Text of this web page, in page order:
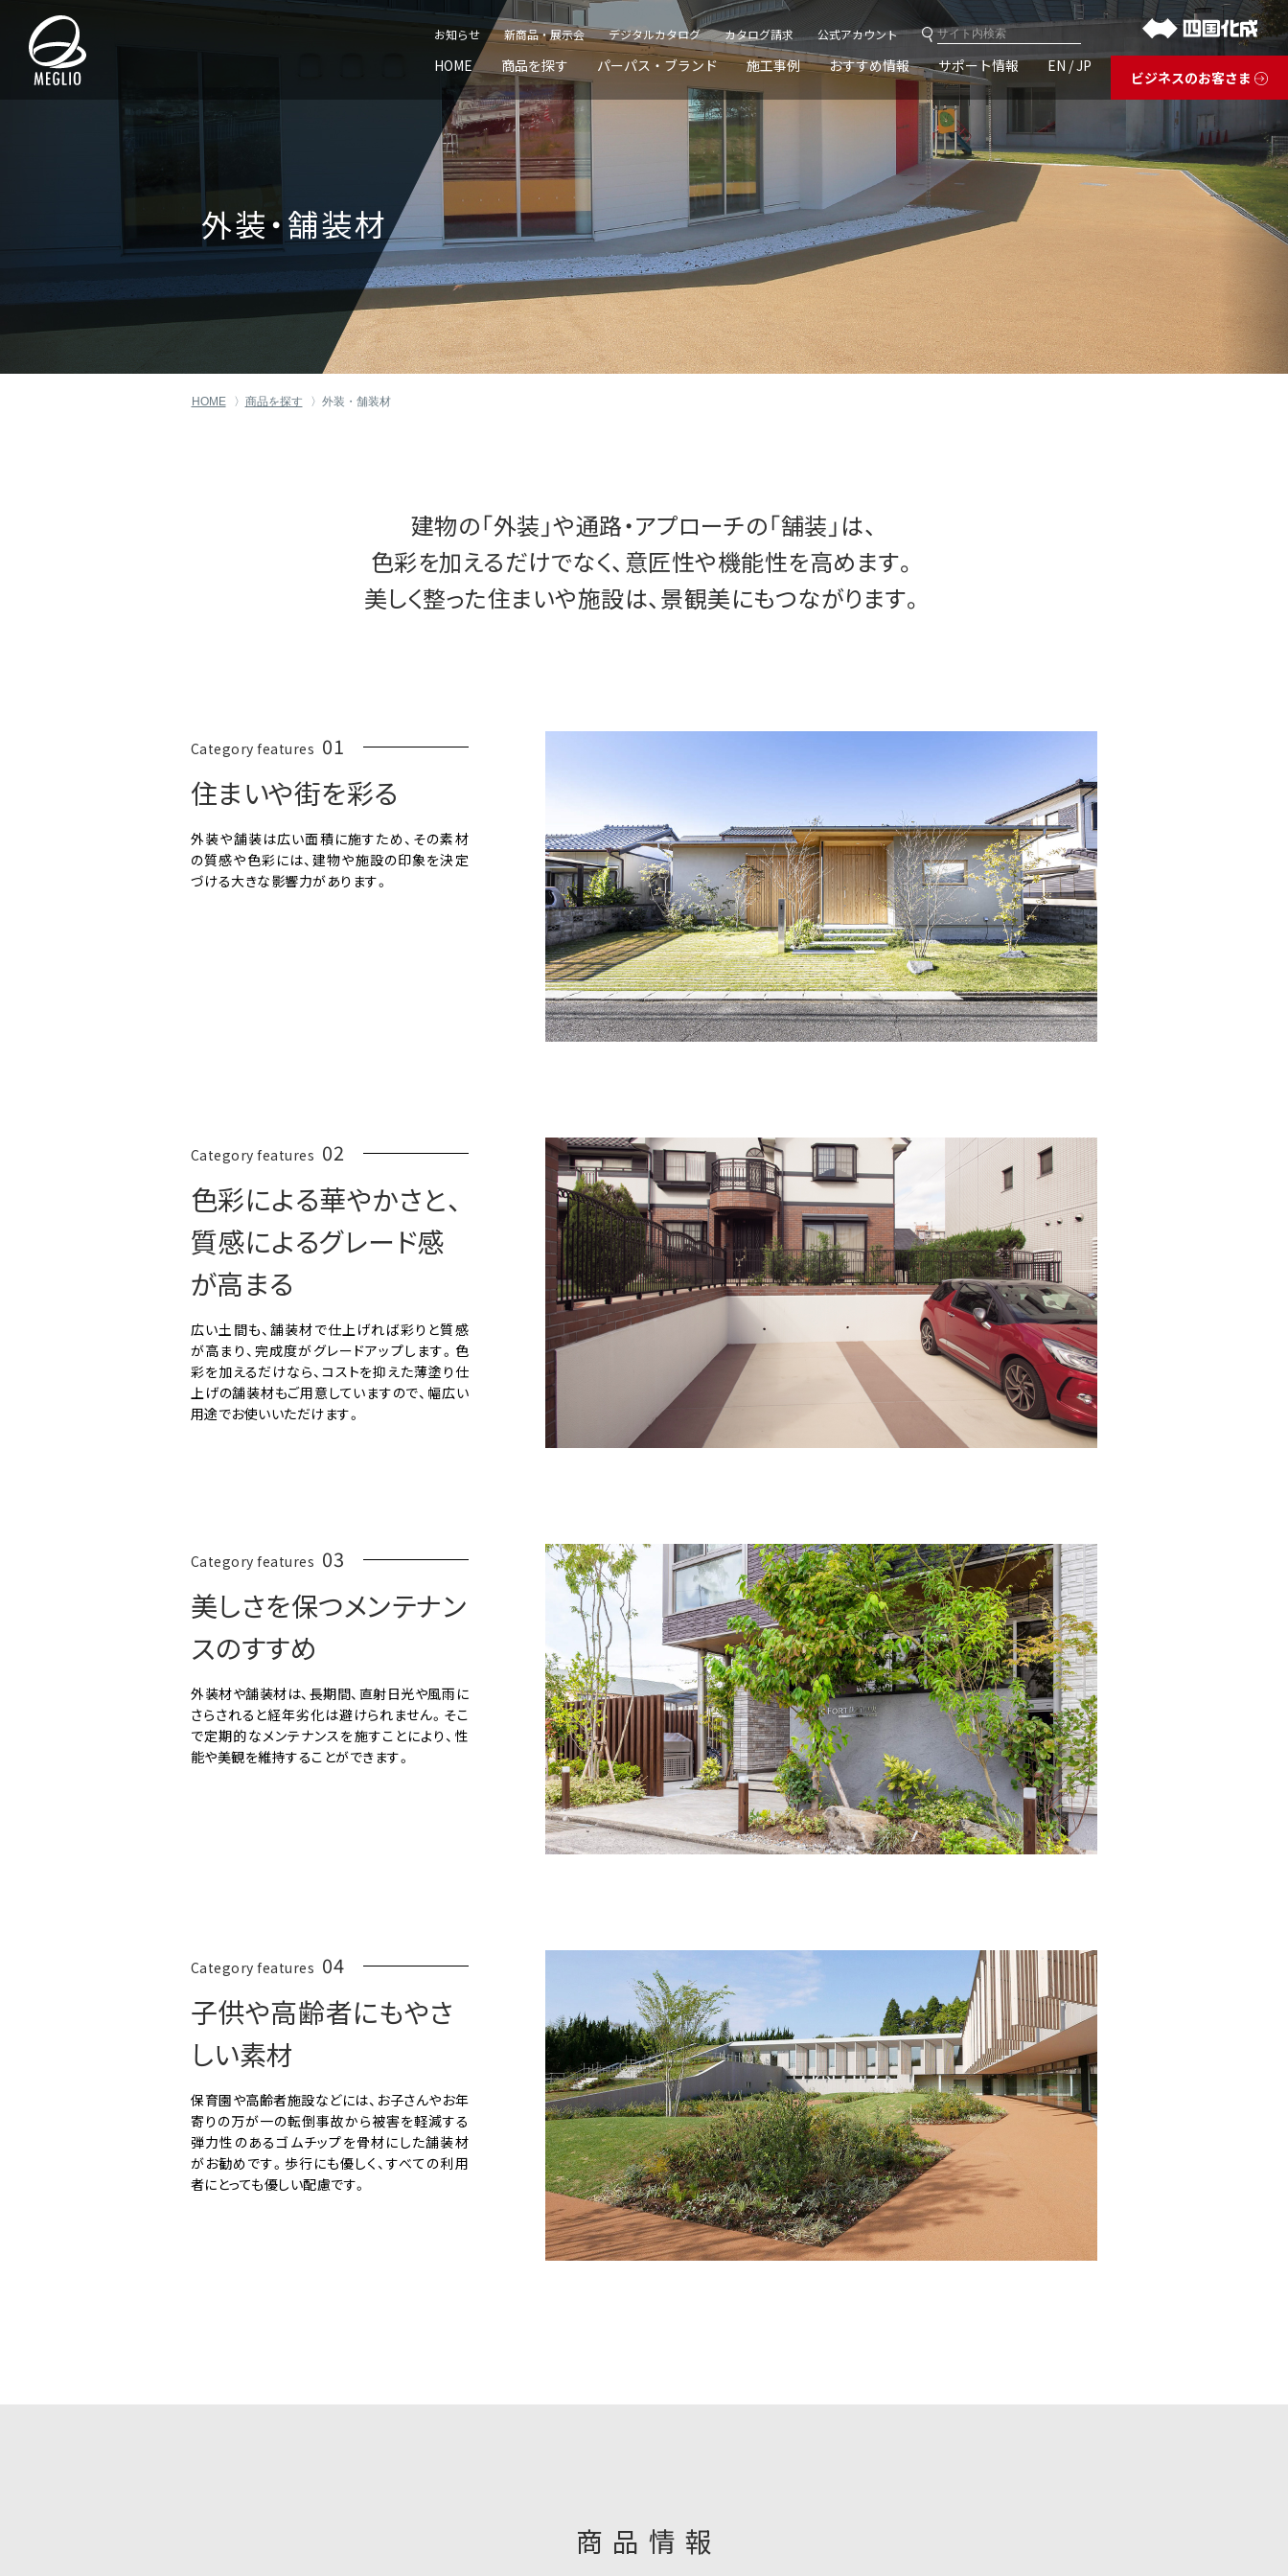
お知らせ 新商品・展示会 デジタルカタログ カタログ請求 公式アカウント
HOME 商品を探す
商品を探すINDEX 門・塀まわり 車庫まわり
庭まわり
公共空間
内装材 外装・舗装材
パーパス・ブランド
パーパス・ブランド「MEGLIO」 エクステリア インテリア
施工事例
施工作品集 施工事例マップ
おすすめ情報
おすすめ情報INDEX ピックアップ エクステリア 内装材・外装材・舗装材
サポート情報
サポート情報INDEX メンテナンス サポート
お問い合わせ
Web 見積りツール
デジタルカタログを見る
EN / JP
ビジネスのお客さま
外装・舗装材
HOME 商品を探す 外装・舗装材
建物の「外装」や通路・アプローチの「舗装」は、
色彩を加えるだけでなく、 意匠性や機能性を高めます。
美しく整った住まいや施設は、景観美にもつながります。
Category features 01
住まいや街を彩る
外装や舗装は広い面積に施すため、その素材
の質感や色彩には、建物や施設の印象を決定
づける大きな影響力があります。
Category features 02
色彩による華やかさと、
質感によるグレード感
が高まる
広い土間も、舗装材で仕上げれば彩りと質感
が高まり、完成度がグレードアップします。色
彩を加えるだけなら、コストを抑えた薄塗り仕
上げの舗装材もご用意していますので、幅広い
用途でお使いいただけます。
Category features 03
美しさを保つメンテナン
スのすすめ
外装材や舗装材は、長期間、直射日光や風雨に
さらされると経年劣化は避けられません。そこ
で定期的なメンテナンスを施すことにより、性
能や美観を維持することができます。
Category features 04
子供や高齢者にもやさ
しい素材
保育園や高齢者施設などには、お子さんやお年
寄りの万が一の転倒事故から被害を軽減する
弾力性のあるゴムチップを骨材にした舗装材
がお勧めです。歩行にも優しく、すべての利用
者にとっても優しい配慮です。
商品情報